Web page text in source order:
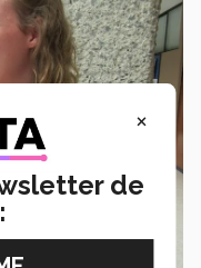
×
de